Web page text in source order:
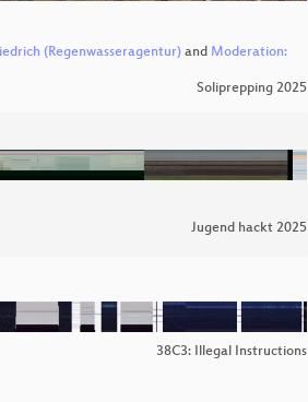
(Regenwasseragentur) and Moderation:
Soliprepping 2025
Jugend hackt 2025
38C3: Illegal Instructions